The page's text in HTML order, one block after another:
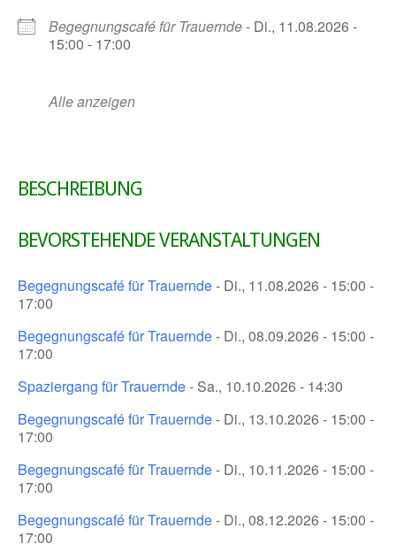
Begegnungscafé für Trauernde- Di., 11.08.2026 -
15:00 - 17:00
Alle anzeigen
BESCHREIBUNG
BEVORSTEHENDE VERANSTALTUNGEN
Begegnungscafé für Trauernde- Di., 11.08.2026 - 15:00 -
17:00
Begegnungscafé für Trauernde- Di., 08.09.2026 - 15:00 -
17:00
Spaziergang für Trauernde- Sa., 10.10.2026 - 14:30
Begegnungscafé für Trauernde- Di., 13.10.2026 - 15:00 -
17:00
Begegnungscafé für Trauernde- Di., 10.11.2026 - 15:00 -
17:00
Begegnungscafé für Trauernde- Di., 08.12.2026 - 15:00 -
17:00